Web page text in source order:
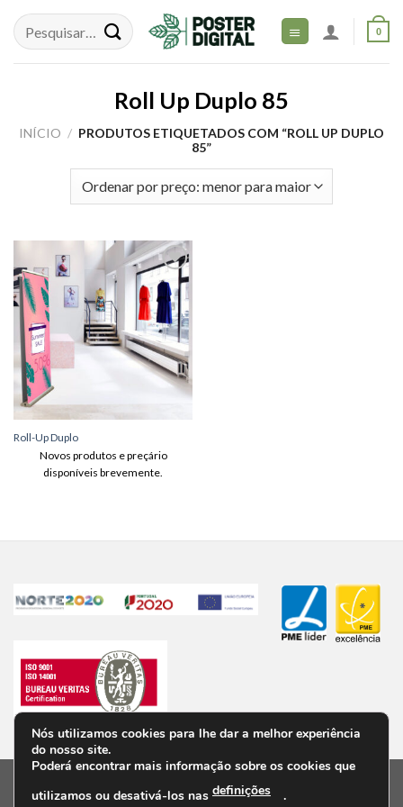
content
0
Roll Up Duplo 85
INÍCIO / PRODUTOS ETIQUETADOS COM “ROLL UP DUPLO
85”
Adicionar
aos meus
desejos
Roll-Up Duplo
Novos produtos e preçário
disponíveis brevemente.
Nós utilizamos cookies para lhe dar a melhor experiência
do nosso site.
Poderá encontrar mais informação sobre os cookies que
utilizamos ou desativá-los nas definições .